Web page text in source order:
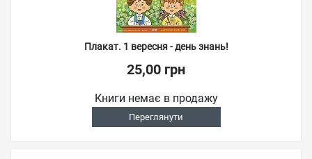
Плакат. 1 вересня - день знань!
25,00 грн
Книги немає в продажу
Переглянути